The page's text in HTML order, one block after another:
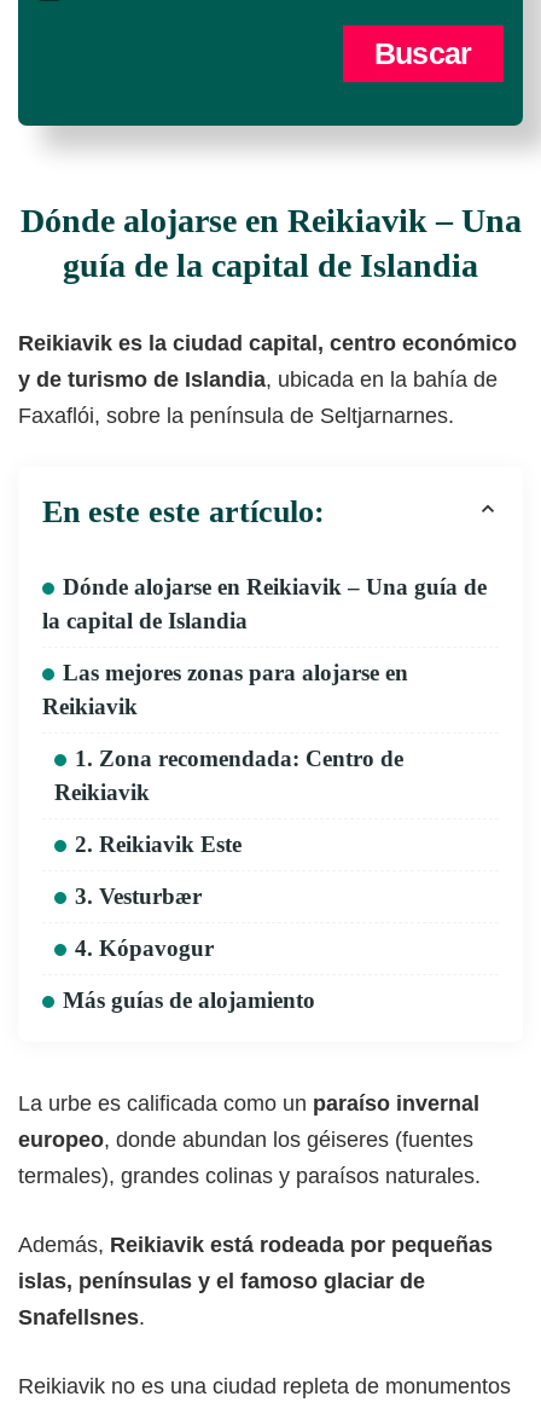
Dónde alojarse en Reikiavik – Una
guía de la capital de Islandia
Reikiavik es la ciudad capital, centro económico
y de turismo de Islandia, ubicada en la bahía de
Faxaflói, sobre la península de Seltjarnarnes.
En este este artículo:
Dónde alojarse en Reikiavik – Una guía de
la capital de Islandia
Las mejores zonas para alojarse en
Reikiavik
1. Zona recomendada: Centro de
Reikiavik
2. Reikiavik Este
3. Vesturbær
4. Kópavogur
Más guías de alojamiento
La urbe es calificada como un paraíso invernal
europeo, donde abundan los géiseres (fuentes
termales), grandes colinas y paraísos naturales.
Además, Reikiavik está rodeada por pequeñas
islas, penínsulas y el famoso glaciar de
Snafellsnes.
Reikiavik no es una ciudad repleta de monumentos